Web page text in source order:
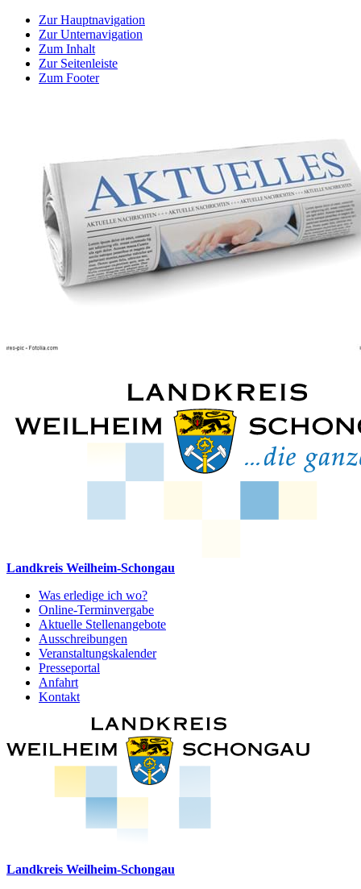
Zur Hauptnavigation
Zur Unternavigation
Zum Inhalt
Zur Seitenleiste
Zum Footer
Landkreis Weilheim-Schongau
Was erledige ich wo?
Online-Terminvergabe
Aktuelle Stellenangebote
Ausschreibungen
Veranstaltungskalender
Presseportal
Anfahrt
Kontakt
Landkreis Weilheim-Schongau